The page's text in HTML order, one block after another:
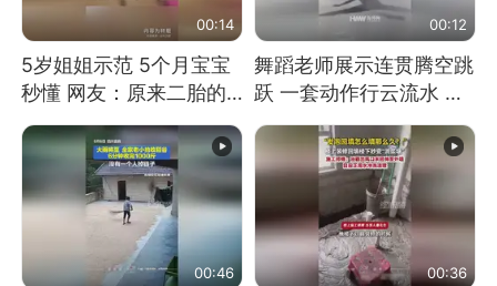
00:14
5岁姐姐示范 5个月宝宝
秒懂 网友：原来二胎的
快乐长这样
00:12
舞蹈老师展示连贯腾空跳
跃 一套动作行云流水 节
奏感拉满 网友：怎么做
到又舞又武的？
00:46 00:36